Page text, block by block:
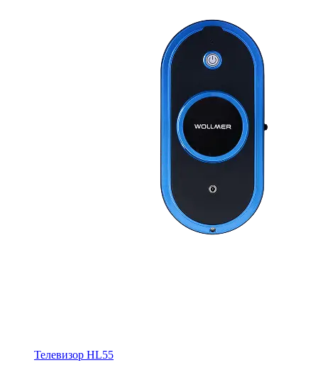
Телевизор HL55